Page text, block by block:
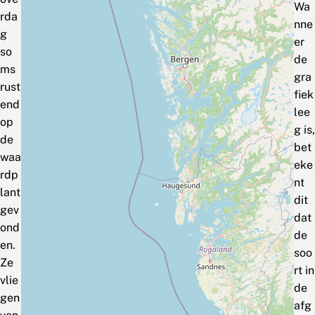
rda
g
so
ms
rust
end
op
de
waa
rdp
lant
gev
ond
en.
Ze
vlie
gen
Wa
nne
er
de
gra
fiek
lee
g is,
bet
eke
nt
dit
dat
de
soo
rt in
de
afg